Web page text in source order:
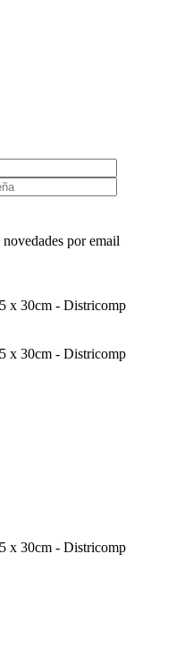
por email